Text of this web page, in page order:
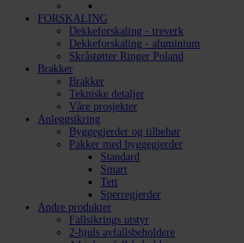
FORSKALING
Dekkeforskaling - treverk
Dekkeforskaling - aluminium
Skråstøtter Ringer Poland
Brakker
Brakker
Tekniske detaljer
Våre prosjekter
Anleggsikring
Byggegjerder og tilbehør
Pakker med byggegjerder
Standard
Smart
Tett
Sperregjerder
Andre produkter
Fallsikrings utstyr
2-hjuls avfallsbeholdere